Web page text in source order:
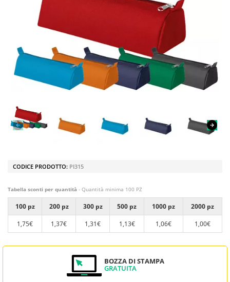
CODICE PRODOTTO: PI315
Tabella sconti per quantità - Quantità minima 100 PZ
100 pz 200 pz 300 pz 500 pz 1000 pz
2000 pz
1,75€
1,37€ 1,31€ 1,13€ 1,06€ 1,00€
BOZZA DI STAMPA
GRATUITA